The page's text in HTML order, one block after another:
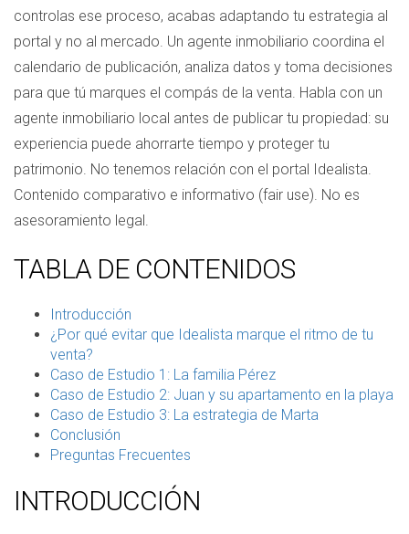
controlas ese proceso, acabas adaptando tu estrategia al
portal y no al mercado. Un agente inmobiliario coordina el
calendario de publicación, analiza datos y toma decisiones
para que tú marques el compás de la venta. Habla con un
agente inmobiliario local antes de publicar tu propiedad: su
experiencia puede ahorrarte tiempo y proteger tu
patrimonio. No tenemos relación con el portal Idealista.
Contenido comparativo e informativo (fair use). No es
asesoramiento legal.
TABLA DE CONTENIDOS
Introducción
¿Por qué evitar que Idealista marque el ritmo de tu
venta?
Caso de Estudio 1: La familia Pérez
Caso de Estudio 2: Juan y su apartamento en la playa
Caso de Estudio 3: La estrategia de Marta
Conclusión
Preguntas Frecuentes
INTRODUCCIÓN